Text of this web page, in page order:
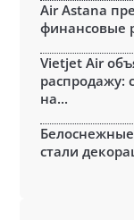
Air Astana
финансовые
Vietjet Air
распродажу:
на...
стали